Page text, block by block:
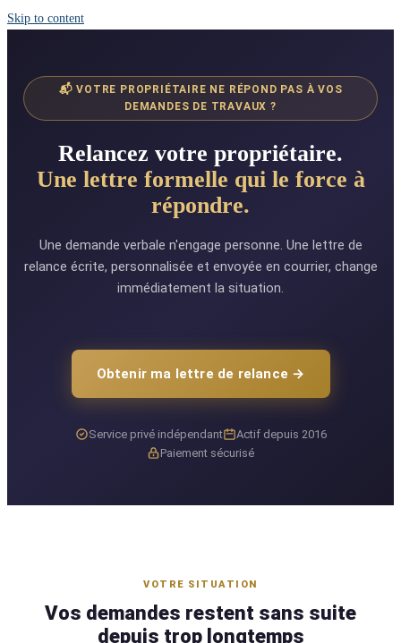
Skip to content
📬 VOTRE PROPRIÉTAIRE NE RÉPOND PAS À VOS
DEMANDES DE TRAVAUX ?
Relancez votre propriétaire.
Une lettre formelle qui le force à
répondre.
Une demande verbale n'engage personne. Une lettre de
relance écrite, personnalisée et envoyée en courrier, change
immédiatement la situation.
Obtenir ma lettre de relance →
Service privé indépendant
Actif depuis 2016
Paiement sécurisé
VOTRE SITUATION
Vos demandes restent sans suite
depuis trop longtemps